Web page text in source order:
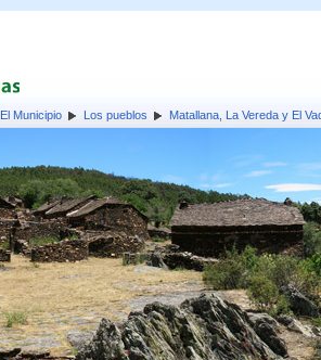
El Municipio Los pueblos Matallana, La Vereda y El